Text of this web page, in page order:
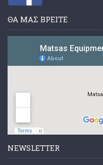
ΘΑ ΜΑΣ ΒΡΕΙΤΕ
NEWSLETTER